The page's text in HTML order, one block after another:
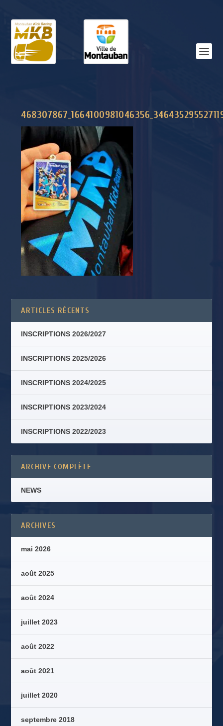
ARTICLES RÉCENTS
INSCRIPTIONS 2026/2027
INSCRIPTIONS 2025/2026
INSCRIPTIONS 2024/2025
INSCRIPTIONS 2023/2024
INSCRIPTIONS 2022/2023
ARCHIVE COMPLÈTE
NEWS
ARCHIVES
mai 2026
août 2025
août 2024
juillet 2023
août 2022
août 2021
juillet 2020
septembre 2018